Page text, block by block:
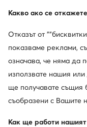
още 25% Код: SUMMER
Какво ако се
Отказът от
показваме реклами,
означава, че няма да
използвате нашия
ще получавате същия
съобразени с Вашите
Как ще работи нашият